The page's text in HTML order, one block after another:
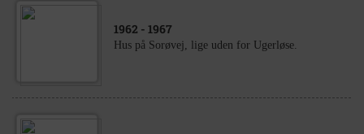
1962 - 1967
Hus på Sorøvej, lige uden for Ugerløse.